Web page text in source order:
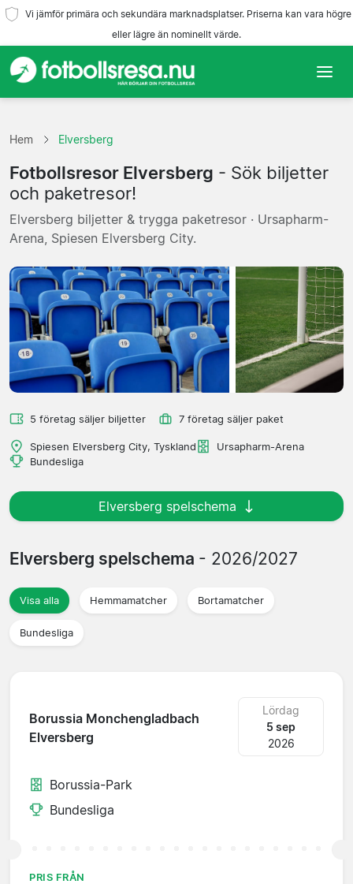
Vi jämför primära och sekundära marknadsplatser. Priserna kan vara högre
eller lägre än nominellt värde.
Lag
Ligor
Resebyråer
Hem Elversberg
Fotbollsresor Elversberg - Sök biljetter
och paketresor!
Elversberg biljetter & trygga paketresor · Ursapharm-
Arena, Spiesen Elversberg City.
5 företag säljer biljetter 7 företag säljer paket
Spiesen Elversberg City, Tyskland
Ursapharm-Arena
Bundesliga
Elversberg spelschema
Elversberg spelschema - 2026/2027
Visa alla Hemmamatcher Bortamatcher
Bundesliga
Borussia Monchengladbach
Elversberg
Lördag
5 sep
2026
Borussia-Park
Bundesliga
PRIS FRÅN